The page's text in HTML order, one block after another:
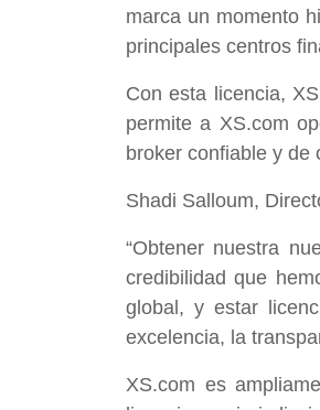
marca un momento
principales centros
Con esta licencia,
permite a XS.com
broker confiable y de
Shadi Salloum,
“Obtener nuestra
credibilidad que
global, y estar
excelencia, la
XS.com es